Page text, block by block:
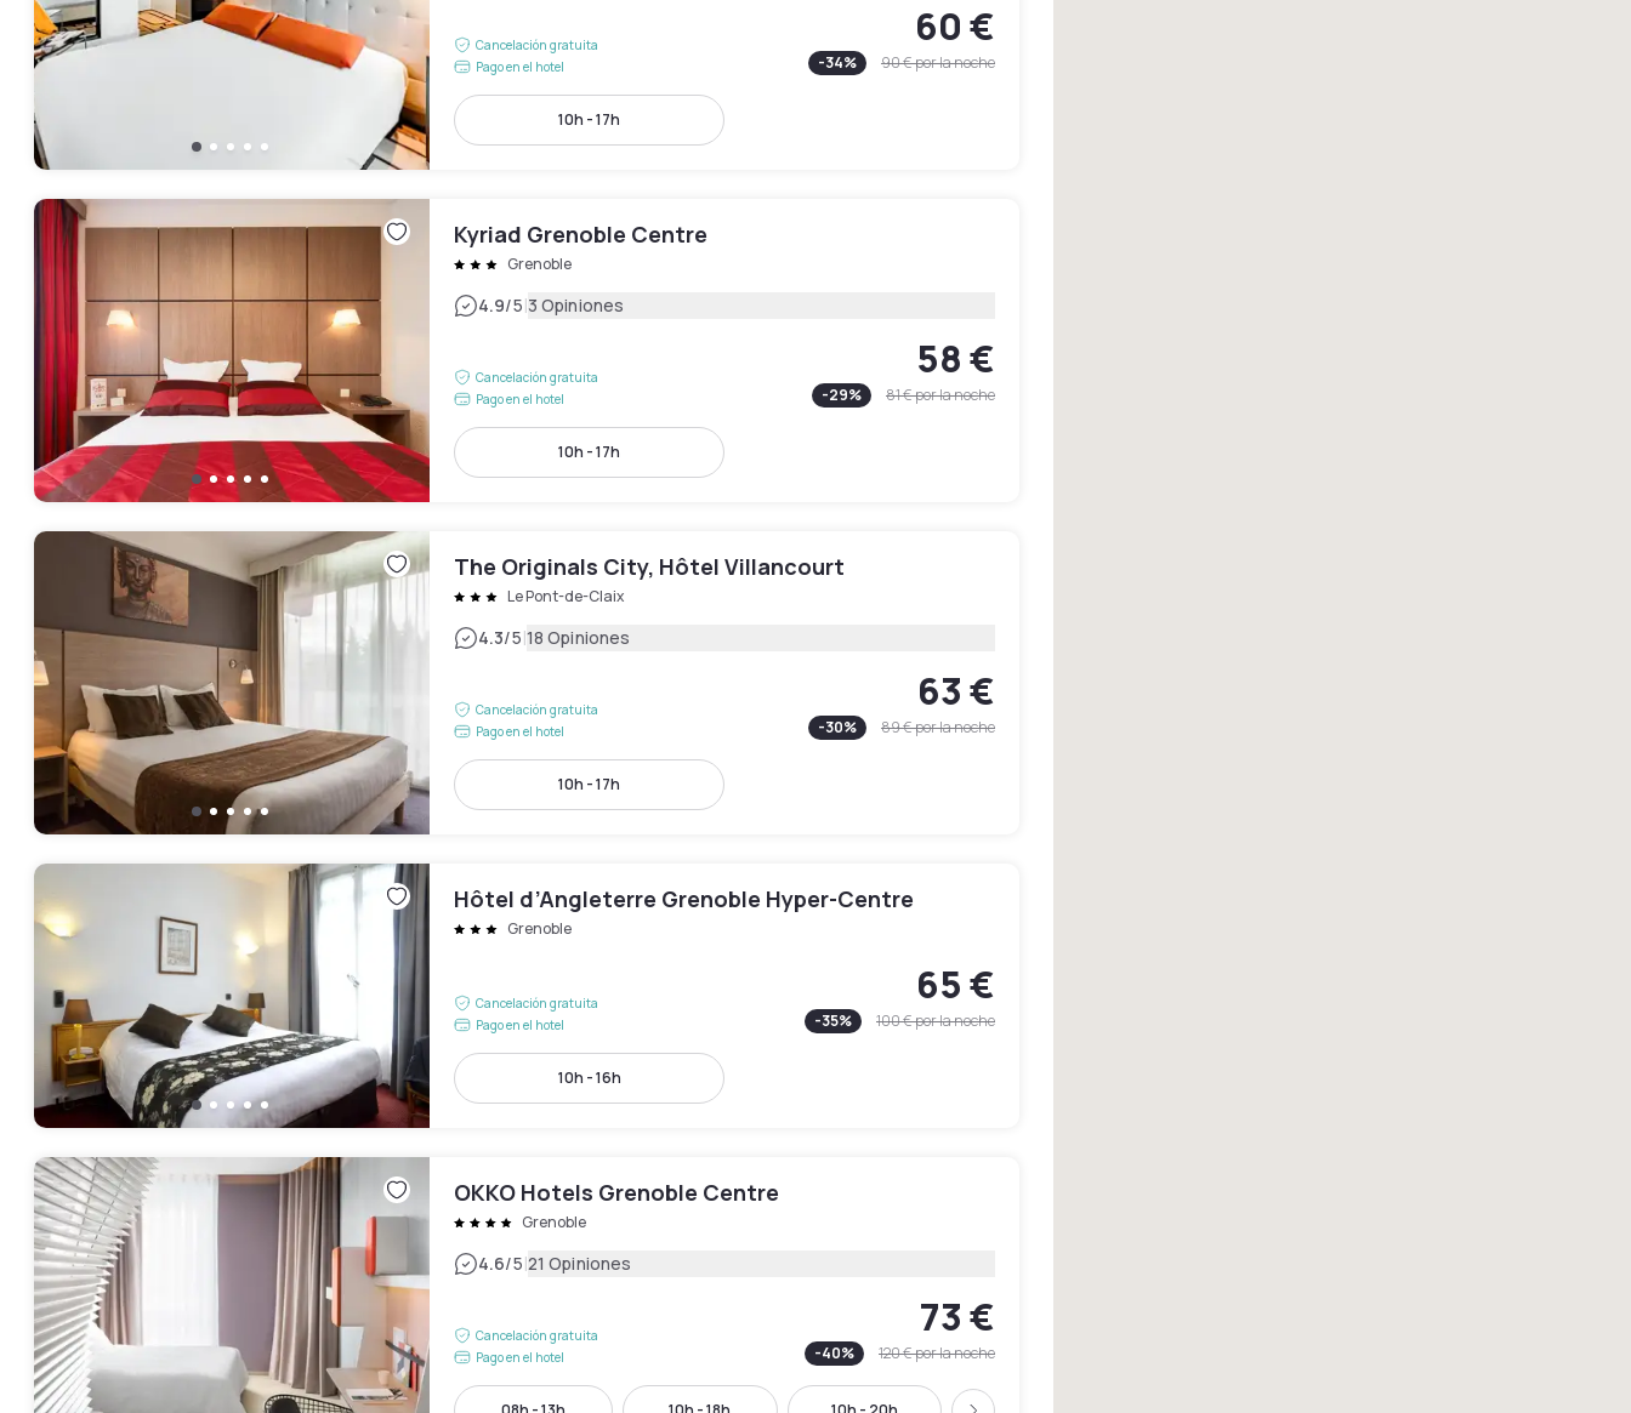
Cancelación gratuita
Pago en el hotel
60 €
-34% 90 €por la noche
10h - 17h
Kyriad Grenoble Centre
Grenoble
4.9/5|3 Opiniones
Cancelación gratuita
Pago en el hotel
58 €
-29% 81 €por la noche
10h - 17h
The Originals City, Hôtel Villancourt
Le Pont-de-Claix
4.3/5|18 Opiniones
Cancelación gratuita
Pago en el hotel
63 €
-30% 89 €por la noche
10h - 17h
Hôtel d’Angleterre Grenoble Hyper-Centre
Grenoble
Cancelación gratuita
Pago en el hotel
65 €
-35% 100 €por la noche
10h - 16h
OKKO Hotels Grenoble Centre
Grenoble
4.6/5|21 Opiniones
Cancelación gratuita
Pago en el hotel
73 €
-40% 120 €por la noche